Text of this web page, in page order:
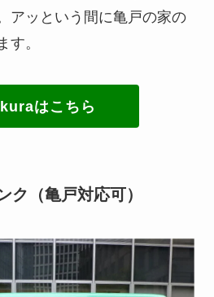
アッという間に亀戸の家の
す。
はこちら
ク（亀戸対応可）